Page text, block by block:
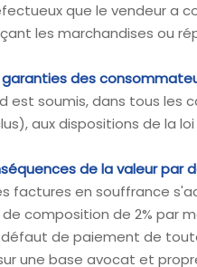
que le vendeur a
les marchandises ou
garanties des
est soumis, dans tous
aux dispositions de la
de la valeur par
factures en souffrance
composition de 2% par
défaut de paiement de
une base avocat et